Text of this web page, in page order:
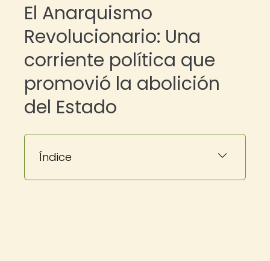
El Anarquismo
Revolucionario: Una
corriente política que
promovió la abolición
del Estado
Índice